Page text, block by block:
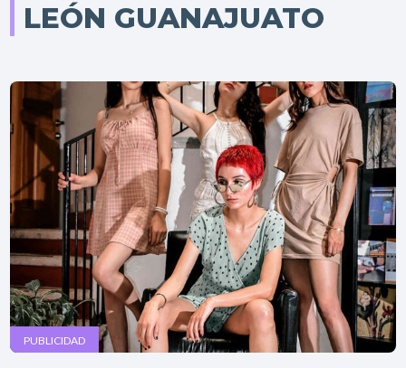
LEÓN GUANAJUATO
PUBLICIDAD